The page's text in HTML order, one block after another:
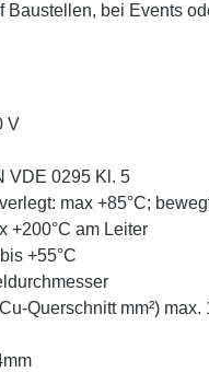
Baustellen, bei Events
V
VDE 0295 Kl. 5
max +85°C;
+200°C am Leiter
+55°C
Querschnitt mm²) max.